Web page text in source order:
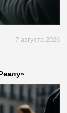
7 августа 2026